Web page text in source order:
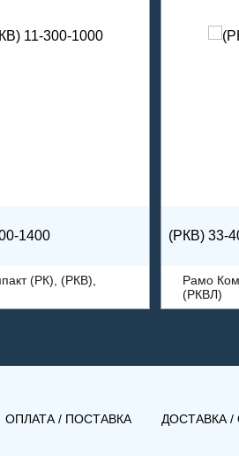
1400
(РК), (РКВ),
(РКВ) 33-
Рамо
(РКВЛ)
ОПЛАТА / ПОСТАВКА ДОСТАВКА /